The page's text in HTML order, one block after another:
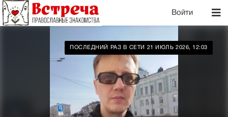
Войти
ПОСЛЕДНИЙ РАЗ В СЕТИ 21 ИЮЛЬ 2026, 12:03